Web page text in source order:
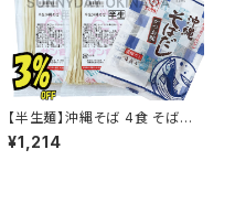
【半生麺】沖縄そば 4食 そばだ
し付き サン食品
¥1,214